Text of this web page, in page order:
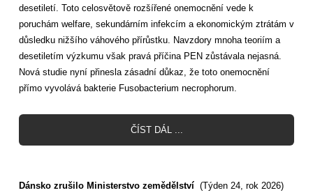
desetiletí. Toto celosvětově rozšířené onemocnění vede k
poruchám welfare, sekundárním infekcím a ekonomickým ztrátám v
důsledku nižšího váhového přírůstku. Navzdory mnoha teoriím a
desetiletím výzkumu však pravá příčina PEN zůstávala nejasná.
Nová studie nyní přinesla zásadní důkaz, že toto onemocnění
přímo vyvolává bakterie Fusobacterium necrophorum.
ČÍST DÁL ...
Dánsko zrušilo Ministerstvo zemědělství(Týden 24, rok 2026)